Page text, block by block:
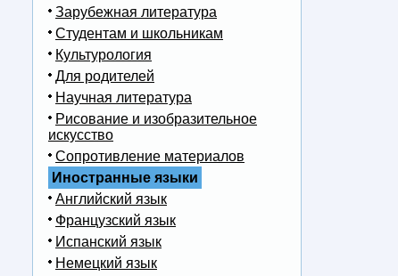
Зарубежная литература
Студентам и школьникам
Культурология
Для родителей
Научная литература
Рисование и изобразительное
искусство
Сопротивление материалов
Иностранные языки
Английский язык
Французский язык
Испанский язык
Немецкий язык